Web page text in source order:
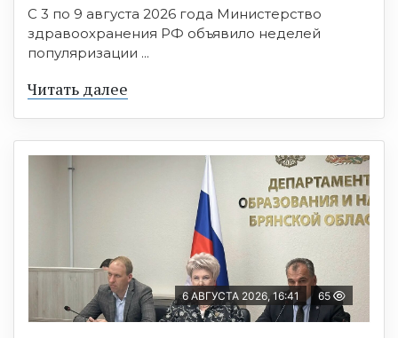
С 3 по 9 августа 2026 года Министерство
здравоохранения РФ объявило неделей
популяризации ...
Читать далее
6 АВГУСТА 2026, 16:41 65